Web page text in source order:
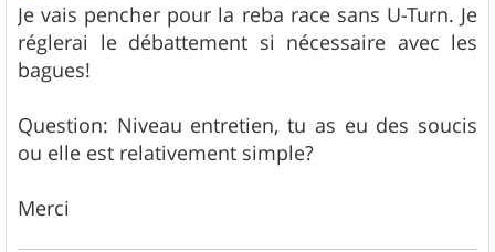
Je vais pencher pour la reba race sans U-Turn. Je
réglerai le débattement si nécessaire avec les
bagues!
Question: Niveau entretien, tu as eu des soucis
ou elle est relativement simple?
Merci